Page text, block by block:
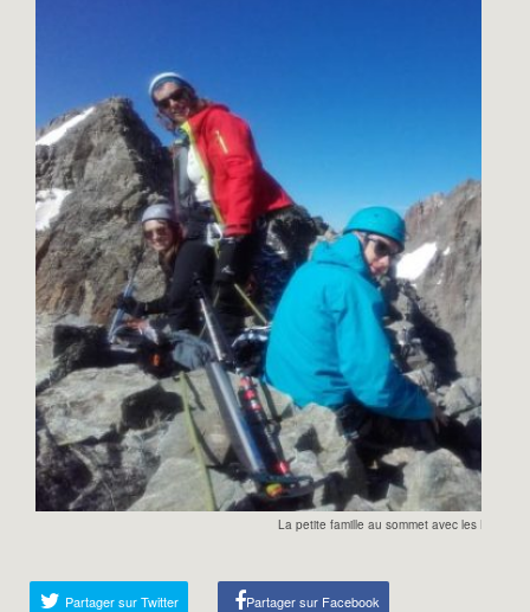
La petite famille au sommet avec les Bans
Partager sur Twitter Partager sur Facebook